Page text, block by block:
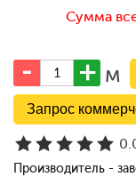
Сумма
м
Запрос
Производитель -